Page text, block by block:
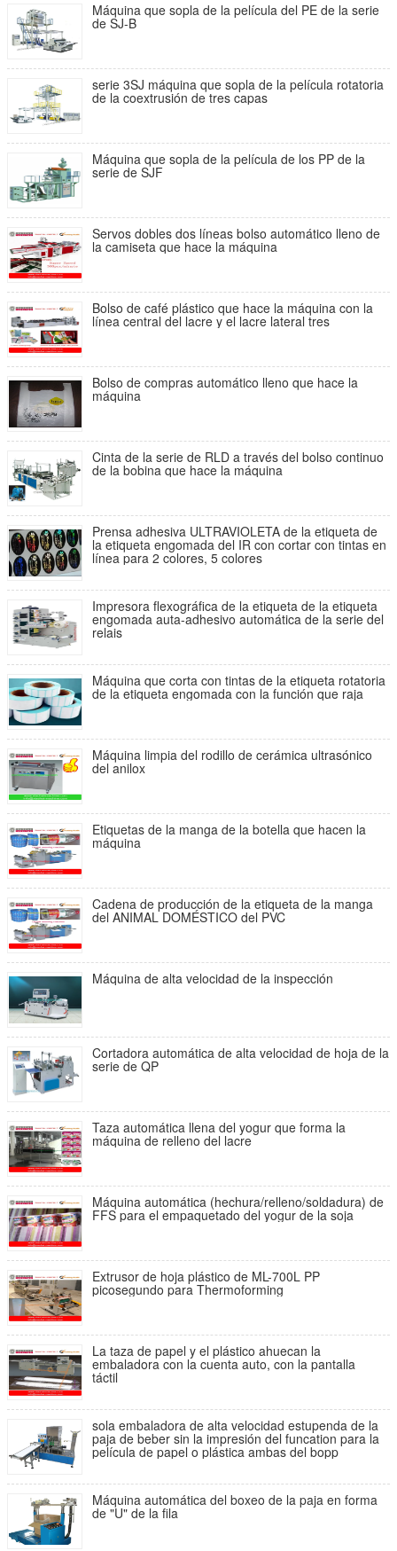
Máquina que sopla de la película del PE de la serie
de SJ-B
serie 3SJ máquina que sopla de la película rotatoria
de la coextrusión de tres capas
Máquina que sopla de la película de los PP de la
serie de SJF
Servos dobles dos líneas bolso automático lleno de
la camiseta que hace la máquina
Bolso de café plástico que hace la máquina con la
línea central del lacre y el lacre lateral tres
Bolso de compras automático lleno que hace la
máquina
Cinta de la serie de RLD a través del bolso continuo
de la bobina que hace la máquina
Prensa adhesiva ULTRAVIOLETA de la etiqueta de
la etiqueta engomada del IR con cortar con tintas en
línea para 2 colores, 5 colores
Impresora flexográfica de la etiqueta de la etiqueta
engomada auta-adhesivo automática de la serie del
relais
Máquina que corta con tintas de la etiqueta rotatoria
de la etiqueta engomada con la función que raja
Máquina limpia del rodillo de cerámica ultrasónico
del anilox
Etiquetas de la manga de la botella que hacen la
máquina
Cadena de producción de la etiqueta de la manga
del ANIMAL DOMÉSTICO del PVC
Máquina de alta velocidad de la inspección
Cortadora automática de alta velocidad de hoja de la
serie de QP
Taza automática llena del yogur que forma la
máquina de relleno del lacre
Máquina automática (hechura/relleno/soldadura) de
FFS para el empaquetado del yogur de la soja
Extrusor de hoja plástico de ML-700L PP
picosegundo para Thermoforming
La taza de papel y el plástico ahuecan la
embaladora con la cuenta auto, con la pantalla
táctil
sola embaladora de alta velocidad estupenda de la
paja de beber sin la impresión del funcation para la
película de papel o plástica ambas del bopp
Máquina automática del boxeo de la paja en forma
de "U" de la fila